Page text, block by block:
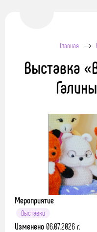
Главная
Выставка
Мероприятие
Выставки
Изменено06.07.2026 г.